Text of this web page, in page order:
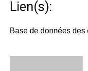
Lien(s):
Base de données